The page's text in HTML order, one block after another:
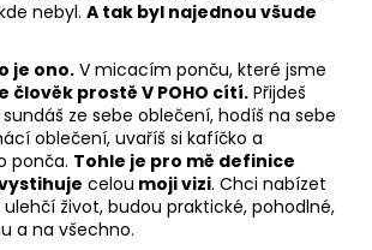
nebyl. A tak byl najednou všude
je ono. V micacím ponču, které jsme
člověk prostě V POHO cítí. Přijdeš
ze sebe oblečení, hodíš na sebe
oblečení, uvaříš si kafíčko a
ponča. Tohle je pro mě definice
celou moji vizi. Chci nabízet
život, budou praktické, pohodlné,
a na všechno.